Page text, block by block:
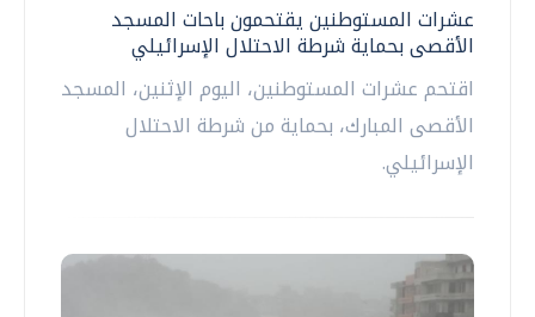
عشرات المستوطنين يقتحمون باحات المسجد
الأقصى بحماية شرطة الاحتلال الإسرائيلي
اقتحم عشرات المستوطنين، اليوم الإثنين، المسجد
الأقصى المبارك، بحماية من شرطة الاحتلال
الإسرائيلي.